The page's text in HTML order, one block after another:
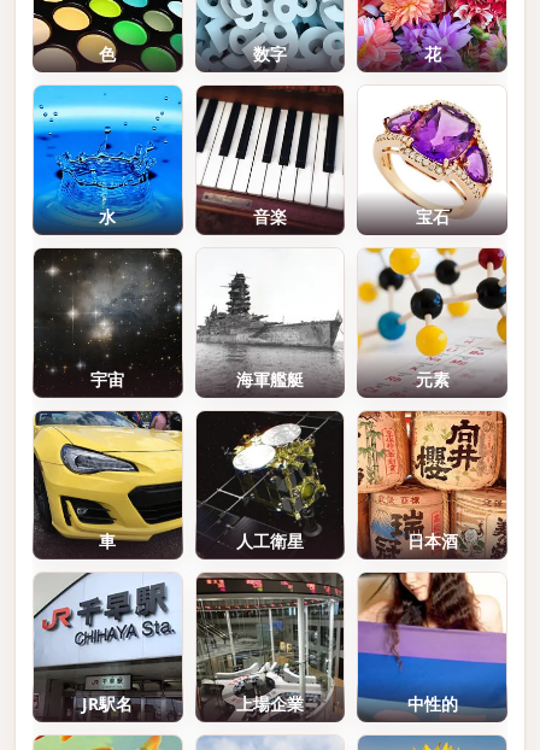
色 数字 花
水 音楽 宝石
宇宙 海軍艦艇 元素
車 人工衛星 日本酒
JR駅名 上場企業 中性的